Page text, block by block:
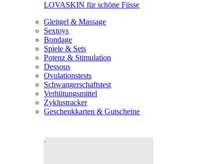
LOVASKIN für schöne Füsse
Gleitgel & Massage
Sextoys
Bondage
Spiele & Sets
Potenz & Stimulation
Dessous
Ovulationstests
Schwangerschaftstest
Verhütungsmittel
Zyklustracker
Geschenkkarten & Gutscheine